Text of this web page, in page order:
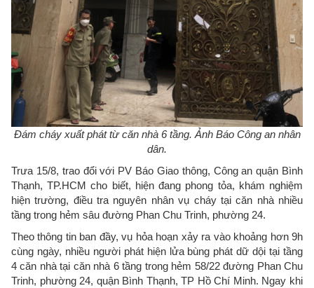
Đám cháy xuất phát từ căn nhà 6 tầng. Ảnh Báo Công an nhân
dân.
Trưa 15/8, trao đổi với PV Báo Giao thông, Công an quận Bình
Thạnh, TP.HCM cho biết, hiện đang phong tỏa, khám nghiệm
hiện trường, điều tra nguyên nhân vụ cháy tại căn nhà nhiều
tầng trong hẻm sâu đường Phan Chu Trinh, phường 24.
Theo thông tin ban đầy, vụ hỏa hoạn xảy ra vào khoảng hơn 9h
cùng ngày, nhiều người phát hiện lửa bùng phát dữ dội tại tầng
4 căn nhà tại căn nhà 6 tầng trong hẻm 58/22 đường Phan Chu
Trinh, phường 24, quận Bình Thạnh, TP Hồ Chí Minh. Ngay khi